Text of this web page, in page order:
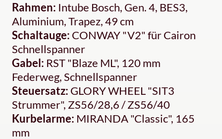
Rahmen: Intube Bosch, Gen. 4, BES3,
Aluminium, Trapez, 49 cm
Schaltauge: CONWAY "V2" für Cairon
Schnellspanner
Gabel: RST "Blaze ML", 120 mm
Federweg, Schnellspanner
Steuersatz: GLORY WHEEL "SIT3
Strummer", ZS56/28,6 / ZS56/40
Kurbelarme: MIRANDA "Classic", 165
mm